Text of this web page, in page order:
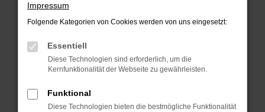
Überprüfe deine Firewall und deine
Laden andere Webseiten, zum Beispiel
deine Suchmaschine?
Manche Erweiterungen, wie Werbeblocker,
können das Laden bestimmter Seiten
Impressum
Folgende Kategorien von Cookies werden von uns eingesetzt:
Essentiell
Diese Technologien sind erforderlich, um die
Kernfunktionalität der Webseite zu gewährleisten.
Funktional
Diese Technologien bieten die bestmögliche Funktionalität